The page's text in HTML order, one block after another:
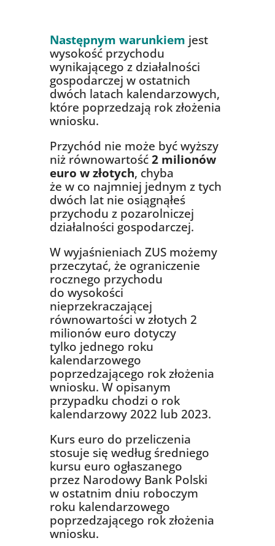
Następnym warunkiem jest
wysokość przychodu
wynikającego z działalności
gospodarczej w ostatnich
dwóch latach kalendarzowych,
które poprzedzają rok złożenia
wniosku.
Przychód nie może być wyższy
niż równowartość2 milionów
euro w złotych, chyba
że w co najmniej jednym z tych
dwóch lat nie osiągnąłeś
przychodu z pozarolniczej
działalności gospodarczej.
W wyjaśnieniach ZUS możemy
przeczytać, że ograniczenie
rocznego przychodu
do wysokości
nieprzekraczającej
równowartości w złotych 2
milionów euro dotyczy
tylko jednego roku
kalendarzowego
poprzedzającego rok złożenia
wniosku. W opisanym
przypadku chodzi o rok
kalendarzowy 2022 lub 2023.
Kurs euro do przeliczenia
stosuje się według średniego
kursu euro ogłaszanego
przez Narodowy Bank Polski
w ostatnim dniu roboczym
roku kalendarzowego
poprzedzającego rok złożenia
wniosku.